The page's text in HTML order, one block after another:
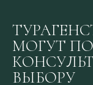
МОГУТ
ВЫБОРУ